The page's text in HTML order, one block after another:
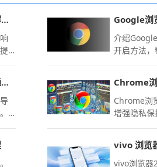
谷歌浏览器插件被系统阻止加载的解决办法 Google浏
介绍
开启方法
电脑浏览器字体太小看不清时可以通过网页缩放比例微调解决
Chrome浏
增强隐私
vivo浏览器